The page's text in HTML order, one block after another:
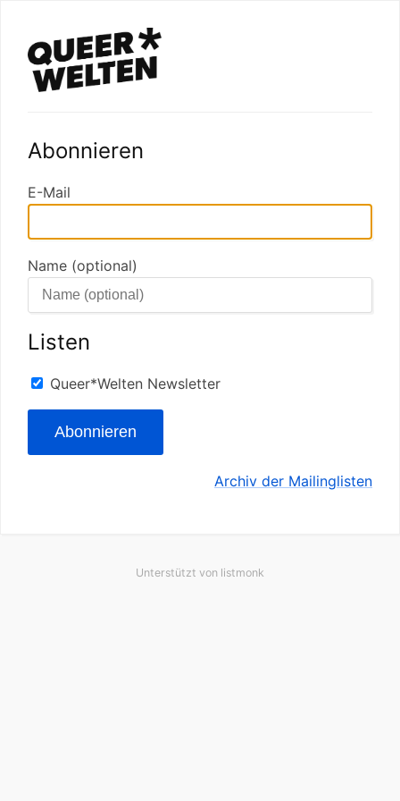
Abonnieren
E-Mail
Name (optional)
Listen
Queer*Welten Newsletter
Abonnieren
Archiv der Mailinglisten
Unterstützt von listmonk